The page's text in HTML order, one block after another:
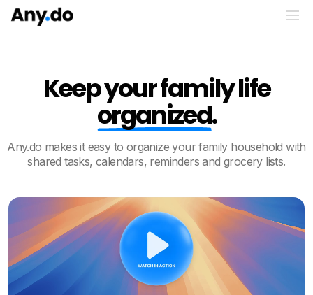
Keep your family life
organized.
Any.do makes it easy to organize your family household with
shared tasks, calendars, reminders and grocery lists.